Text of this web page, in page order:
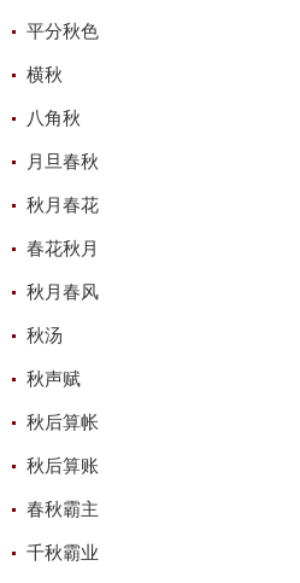
平分秋色
横秋
八角秋
月旦春秋
秋月春花
春花秋月
秋月春风
秋汤
秋声赋
秋后算帐
秋后算账
春秋霸主
千秋霸业